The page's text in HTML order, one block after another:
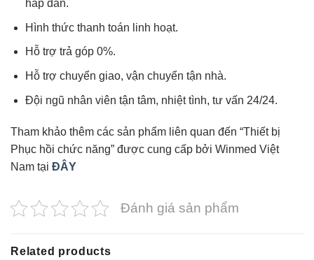
hấp dẫn.
Hình thức thanh toán linh hoạt.
Hỗ trợ trả góp 0%.
Hỗ trợ chuyển giao, vận chuyển tận nhà.
Đội ngũ nhân viên tận tâm, nhiệt tình, tư vấn 24/24.
Tham khảo thêm các sản phẩm liên quan đến “Thiết bị
Phục hồi chức năng” được cung cấp bởi Winmed Việt
Nam tại ĐÂY
Đánh giá sản phẩm
Related products